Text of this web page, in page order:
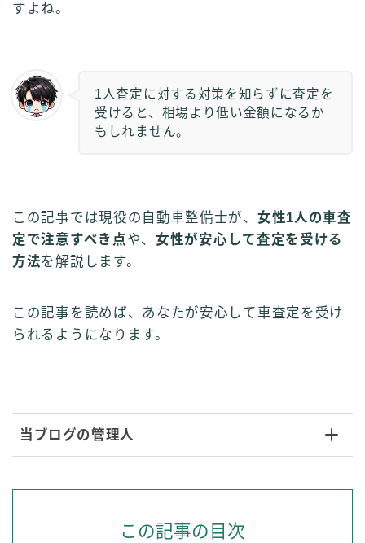
すよね。
1人査定に対する対策を知らずに査定を
受けると、相場より低い金額になるか
もしれません。
この記事では現役の自動車整備士が、 女性1人の車査
定で注意すべき点 や、女性が安心して査定を受ける
方法を解説します。
この記事を読めば、あなたが安心して車査定を受け
られるようになります。
当ブログの管理人
この記事の目次